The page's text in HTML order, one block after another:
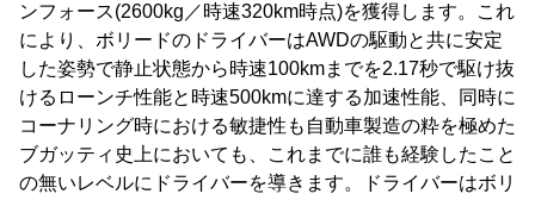
ンフォース(2600kg／時速320km時点)を獲得します。これ
により、ボリードのドライバーはAWDの駆動と共に安定
した姿勢で静止状態から時速100kmまでを2.17秒で駆け抜
けるローンチ性能と時速500kmに達する加速性能、同時に
コーナリング時における敏捷性も自動車製造の粋を極めた
ブガッティ史上においても、これまでに誰も経験したこと
の無いレベルにドライバーを導きます。ドライバーはボリ